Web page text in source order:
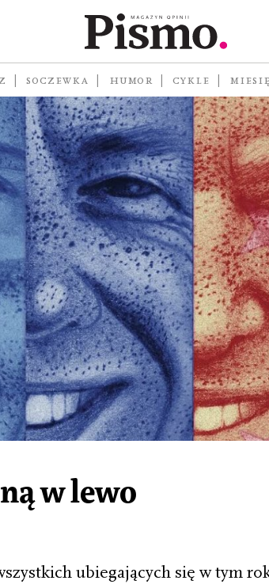
SOCZEWKA HUMOR CYKLE
w lewo
ubiegających się w tym